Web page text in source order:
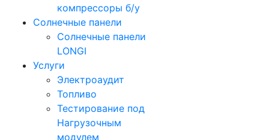
компрессоры б/у
Солнечные панели
Солнечные панели
LONGI
Услуги
Электроаудит
Топливо
Тестирование под
Нагрузочным
модулем